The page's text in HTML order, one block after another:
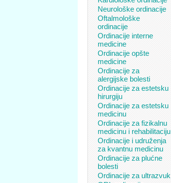
Neurološke ordinacije
Oftalmološke
ordinacije
Ordinacije interne
medicine
Ordinacije opšte
medicine
Ordinacije za
alergijske bolesti
Ordinacije za estetsku
hirurgiju
Ordinacije za estetsku
medicinu
Ordinacije za fizikalnu
medicinu i rehabilitaciju
Ordinacije i udruženja
za kvantnu medicinu
Ordinacije za plućne
bolesti
Ordinacije za ultrazvuk